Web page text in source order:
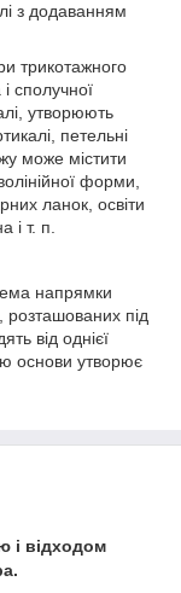
з додаванням
трикотажного
сполучної
утворюють
петельні
може містити
форми,
ланок, освіти
і т. п.
напрямки
розташованих під
від однієї
основи утворює
і відходом